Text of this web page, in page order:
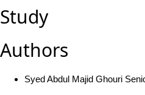
Study
Authors
Syed Abdul Majid Ghouri